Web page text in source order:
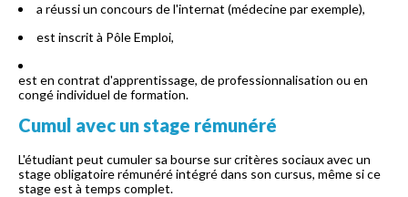
a réussi un concours de l'internat (médecine par exemple),
est inscrit à Pôle Emploi,
est en contrat d'apprentissage, de professionnalisation ou en
congé individuel de formation.
Cumul avec un stage rémunéré
L'étudiant peut cumuler sa bourse sur critères sociaux avec un
stage obligatoire rémunéré intégré dans son cursus, même si ce
stage est à temps complet.